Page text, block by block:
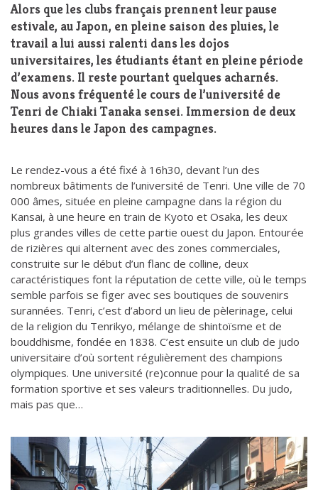
Alors que les clubs français prennent leur pause
estivale, au Japon, en pleine saison des pluies, le
travail a lui aussi ralenti dans les dojos
universitaires, les étudiants étant en pleine période
d’examens. Il reste pourtant quelques acharnés.
Nous avons fréquenté le cours de l’université de
Tenri de Chiaki Tanaka sensei. Immersion de deux
heures dans le Japon des campagnes.
Le rendez-vous a été fixé à 16h30, devant l’un des
nombreux bâtiments de l’université de Tenri. Une ville de 70
000 âmes, située en pleine campagne dans la région du
Kansai, à une heure en train de Kyoto et Osaka, les deux
plus grandes villes de cette partie ouest du Japon. Entourée
de rizières qui alternent avec des zones commerciales,
construite sur le début d’un flanc de colline, deux
caractéristiques font la réputation de cette ville, où le temps
semble parfois se figer avec ses boutiques de souvenirs
surannées. Tenri, c’est d’abord un lieu de pèlerinage, celui
de la religion du Tenrikyo, mélange de shintoïsme et de
bouddhisme, fondée en 1838. C’est ensuite un club de judo
universitaire d’où sortent régulièrement des champions
olympiques. Une université (re)connue pour la qualité de sa
formation sportive et ses valeurs traditionnelles. Du judo,
mais pas que…